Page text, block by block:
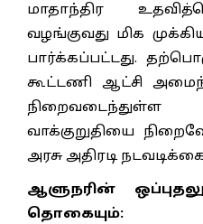
மாதாந்திர
வழங்குவது மிக
பார்க்கப்பட்டது.
கூட்டணி ஆட்சி
வாக்குறுதியை
அரசு அதிரடி
ஆளுநரின்
தொகையும்: